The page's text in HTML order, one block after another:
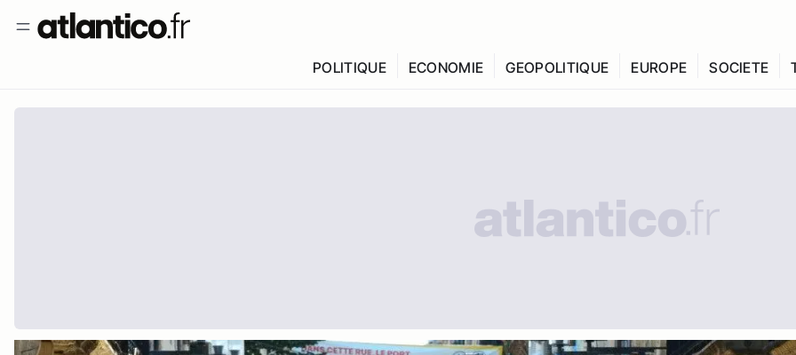
POLITIQUE ECONOMIE GEOPOLITIQUE EUROPE SOCIETE